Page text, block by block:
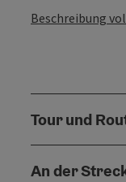
Beschreibung
Tour und
An der